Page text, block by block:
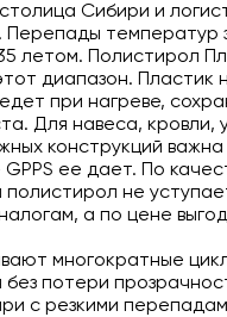
Сибири и
Перепады температур
летом. Полистирол
диапазон. Пластик
при нагреве,
Для навеса, кровли,
конструкций важна
ее дает. По
не
а по цене
многократные
без потери
с резкими